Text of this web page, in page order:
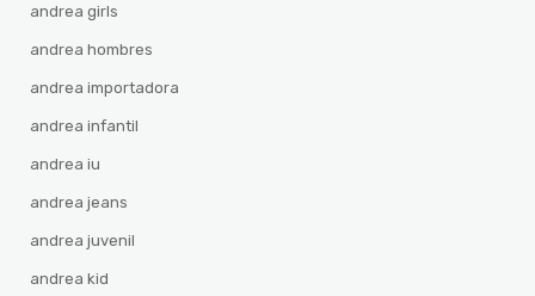
andrea girls
andrea hombres
andrea importadora
andrea infantil
andrea iu
andrea jeans
andrea juvenil
andrea kid